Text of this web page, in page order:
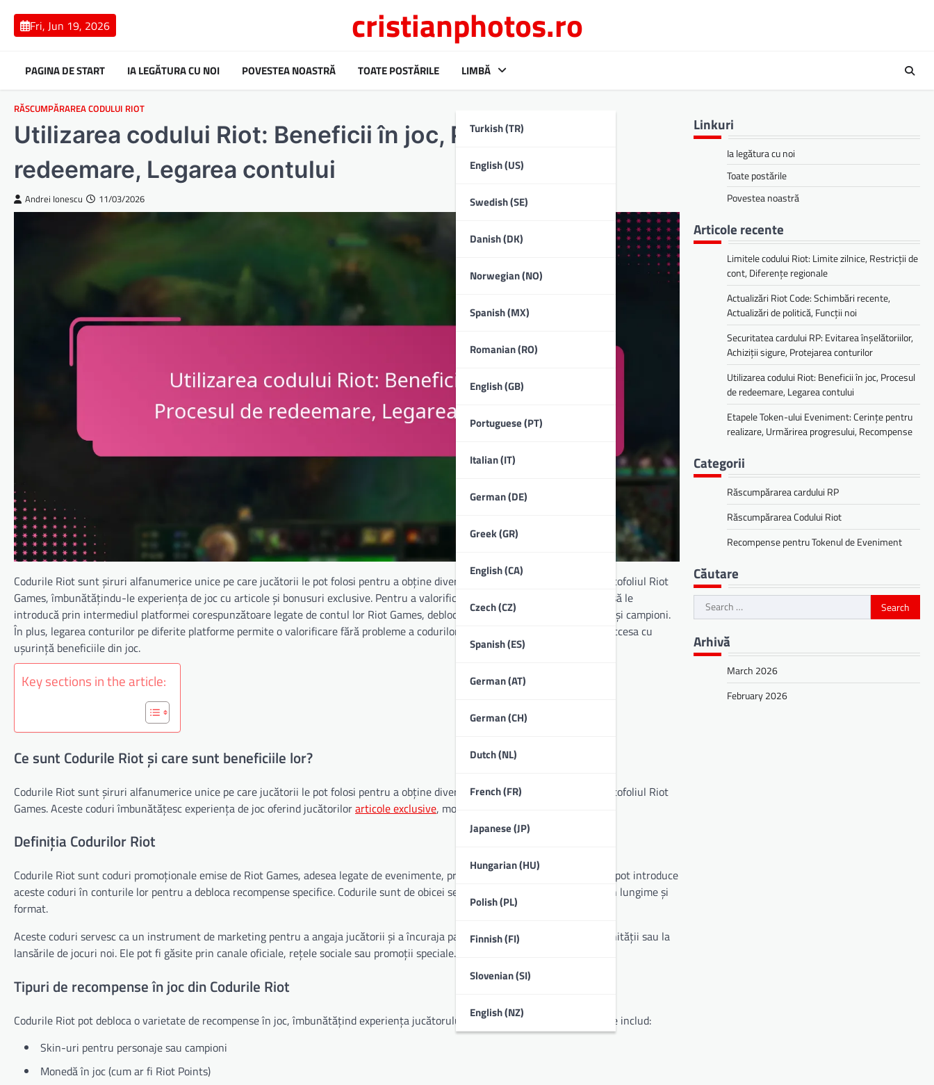
content
Fri, Jun 19, 2026 cristianphotos.ro
PAGINA DE START IA LEGĂTURA CU NOI POVESTEA NOASTRĂ TOATE POSTĂRILE LIMBĂ
Turkish (TR)
English (US)
Swedish (SE)
Danish (DK)
Norwegian (NO)
Spanish (MX)
Romanian (RO)
English (GB)
Portuguese (PT)
Italian (IT)
German (DE)
Greek (GR)
English (CA)
Czech (CZ)
Spanish (ES)
German (AT)
German (CH)
Dutch (NL)
French (FR)
Japanese (JP)
Hungarian (HU)
Polish (PL)
Finnish (FI)
Slovenian (SI)
English (NZ)
RĂSCUMPĂRAREA CODULUI RIOT
Utilizarea codului Riot: Beneficii în joc, Procesul de
redeemare, Legarea contului
Andrei Ionescu 11/03/2026
Codurile Riot sunt șiruri alfanumerice unice pe care jucătorii le pot folosi pentru a obține diverse recompense în jocurile din portofoliul Riot
Games, îmbunătățindu-le experiența de joc cu articole și bonusuri exclusive. Pentru a valorifica aceste coduri, jucătorii trebuie să le
introducă prin intermediul platformei corespunzătoare legate de contul lor Riot Games, deblocând recompense precum skin-uri și campioni.
În plus, legarea conturilor pe diferite platforme permite o valorificare fără probleme a codurilor, asigurându-se că jucătorii pot accesa cu
ușurință beneficiile din joc.
Key sections in the article:
Ce sunt Codurile Riot și care sunt beneficiile lor?
Codurile Riot sunt șiruri alfanumerice unice pe care jucătorii le pot folosi pentru a obține diverse recompense
urile din portofoliul Riot
Games. Aceste coduri îmbunătățesc experiența de joc oferind jucătorilorarticole exclusive, monedă sau alte bonusuri.
Definiția Codurilor Riot
Codurile Riot sunt coduri promoționale emise de Riot Games, adesea legate de evenimente, promoții sau parteneriate. Jucătorii pot introduce
aceste coduri în conturile lor pentru a debloca recompense specifice. Codurile sunt de obicei sensibile la majuscule și pot varia în lungime și
format.
Aceste coduri servesc ca un instrument de marketing pentru a angaja jucătorii și a încuraja participarea la evenimentele comunității sau la
lansările de jocuri noi. Ele pot fi găsite prin canale oficiale, rețele sociale sau promoții speciale.
Tipuri de recompense în joc din Codurile Riot
Codurile Riot pot debloca o varietate de recompense în joc, îmbunătățind experiența jucătorului. Tipurile comune de recompense includ:
Skin-uri pentru personaje sau campioni
Monedă în joc (cum ar fi Riot Points)
Linkuri
Ia legătura cu noi
Toate postările
Povestea noastră
Articole recente
Limitele codului Riot: Limite zilnice, Restricții de
cont, Diferențe regionale
Actualizări Riot Code: Schimbări recente,
Actualizări de politică, Funcții noi
Securitatea cardului RP: Evitarea înșelătoriilor,
Achiziții sigure, Protejarea conturilor
Utilizarea codului Riot: Beneficii în joc, Procesul
de redeemare, Legarea contului
Etapele Token-ului Eveniment: Cerințe pentru
realizare, Urmărirea progresului, Recompense
Categorii
Răscumpărarea cardului RP
Răscumpărarea Codului Riot
Recompense pentru Tokenul de Eveniment
Căutare
Search
for:
Arhivă
March 2026
February 2026